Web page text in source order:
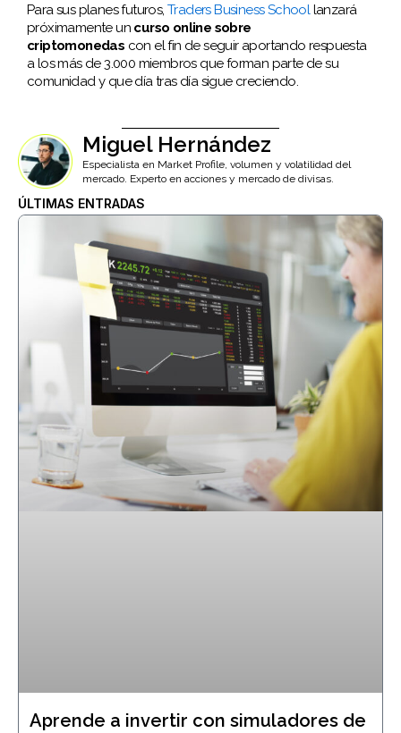
Para sus planes futuros, Traders Business School lanzará
próximamente un curso online sobre
criptomonedas con el fin de seguir aportando respuesta
a los más de 3.000 miembros que forman parte de su
comunidad y que día tras día sigue creciendo.
Miguel Hernández
Especialista en Market Profile, volumen y volatilidad del
mercado. Experto en acciones y mercado de divisas.
ÚLTIMAS ENTRADAS
Aprende a invertir con simuladores de